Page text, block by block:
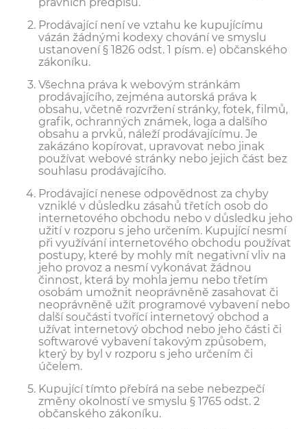
Prodávající není ve vztahu ke kupujícímu
vázán žádnými kodexy chování ve smyslu
ustanovení § 1826 odst. 1 písm. e) občanského
zákoníku.
Všechna práva k webovým stránkám
prodávajícího, zejména autorská práva k
obsahu, včetně rozvržení stránky, fotek, filmů,
grafik, ochranných známek, loga a dalšího
obsahu a prvků, náleží prodávajícímu. Je
zakázáno kopírovat, upravovat nebo jinak
používat webové stránky nebo jejich část bez
souhlasu prodávajícího.
Prodávající nenese odpovědnost za chyby
vzniklé v důsledku zásahů třetích osob do
internetového obchodu nebo v důsledku jeho
užití v rozporu s jeho určením. Kupující nesmí
při využívání internetového obchodu používat
postupy, které by mohly mít negativní vliv na
jeho provoz a nesmí vykonávat žádnou
činnost, která by mohla jemu nebo třetím
osobám umožnit neoprávněně zasahovat či
neoprávněně užít programové vybavení nebo
další součásti tvořící internetový obchod a
užívat internetový obchod nebo jeho části či
softwarové vybavení takovým způsobem,
který by byl v rozporu s jeho určením či
účelem.
Kupující tímto přebírá na sebe nebezpečí
změny okolností ve smyslu § 1765 odst. 2
občanského zákoníku.